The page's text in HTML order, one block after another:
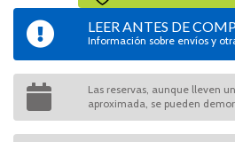
LEER ANTES DE
Información sobre envíos y
Las reservas, aunque lleven
aproximada, se pueden